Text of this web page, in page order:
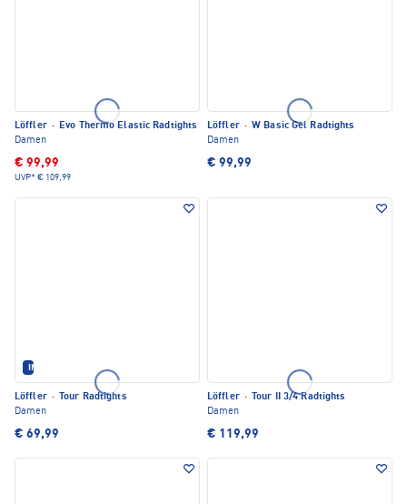
Löffler · Evo Thermo Elastic Radtights
Damen
€ 99,99
UVP* € 109,99
Löffler · W Basic Gel Radtights
Damen
€ 99,99
IM SET ERHÄLTLICH
Löffler ·
Tour Radtights
Damen
€ 69,99
Löffler ·
Tour II 3/4 Radtights
Damen
€ 119,99